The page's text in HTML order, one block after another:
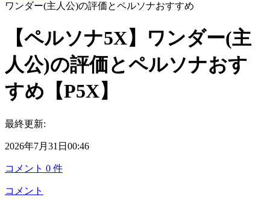
ワンダー(主人公)の評価とペルソナおすすめ
【ペルソナ5X】ワンダー(主
人公)の評価とペルソナおす
すめ【P5X】
最終更新:
2026年7月31日00:46
コメント 0 件
コメント